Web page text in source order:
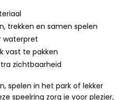
trekken en samen spelen
waterpret
vast te pakken
zichtbaarheid
spelen in het park of lekker
speelring zorg je voor plezier,